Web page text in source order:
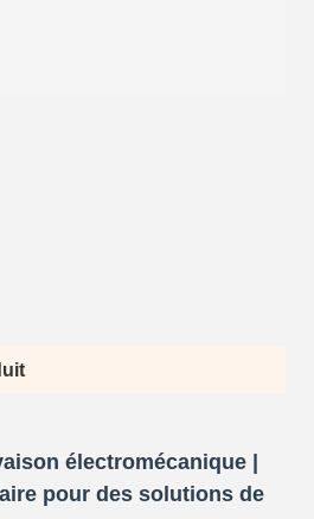
électromécanique |
pour des solutions de